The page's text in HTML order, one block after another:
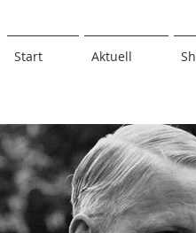
Start Aktuell